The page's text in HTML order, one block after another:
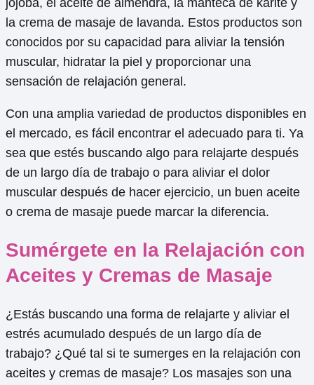
la crema de masaje de lavanda. Estos productos son
conocidos por su capacidad para aliviar la tensión
muscular, hidratar la piel y proporcionar una
sensación de relajación general.
Con una amplia variedad de productos disponibles en
el mercado, es fácil encontrar el adecuado para ti. Ya
sea que estés buscando algo para relajarte después
de un largo día de trabajo o para aliviar el dolor
muscular después de hacer ejercicio, un buen aceite
o crema de masaje puede marcar la diferencia.
Sumérgete en la Relajación con
Aceites y Cremas de Masaje
¿Estás buscando una forma de relajarte y aliviar el
estrés acumulado después de un largo día de
trabajo? ¿Qué tal si te sumerges en la relajación con
aceites y cremas de masaje? Los masajes son una